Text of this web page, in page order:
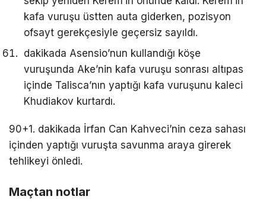
kafa vuruşu üstten auta giderken, pozisyon
ofsayt gerekçesiyle geçersiz sayıldı.
dakikada Asensio’nun kullandığı köşe
vuruşunda Ake’nin kafa vuruşu sonrası altıpas
içinde Talisca’nın yaptığı kafa vuruşunu kaleci
Khudiakov kurtardı.
90+1. dakikada İrfan Can Kahveci’nin ceza sahası
içinden yaptığı vuruşta savunma araya girerek
tehlikeyi önledi.
Maçtan notlar